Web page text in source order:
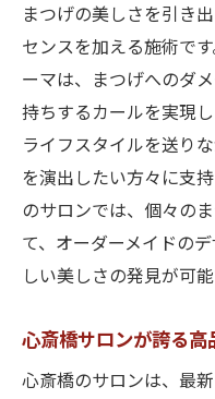
まつげの美しさを引き
センスを加える施術で
ーマは、まつげへのダ
持ちするカールを実現
ライフスタイルを送り
を演出したい方々に支
のサロンでは、個々の
て、オーダーメイドの
しい美しさの発見が可能
心斎橋サロンが誇る高
心斎橋のサロンは、最